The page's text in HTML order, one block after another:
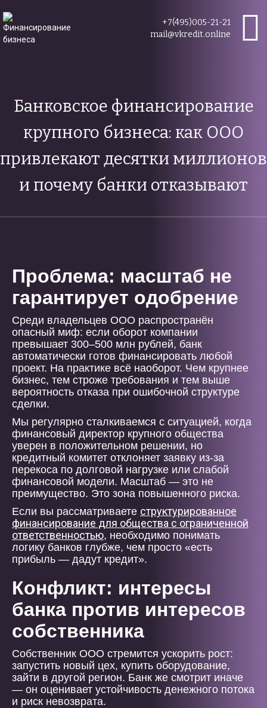
+7(495)005-21-21
mail@vkredit.online
Банковское финансирование
крупного бизнеса: как ООО
привлекают десятки миллионов
и почему банки отказывают
Проблема: масштаб не
гарантирует одобрение
Среди владельцев ООО распространён
опасный миф: если оборот компании
превышает 300–500 млн рублей, банк
автоматически готов финансировать любой
проект. На практике всё наоборот. Чем крупнее
бизнес, тем строже требования и тем выше
вероятность отказа при ошибочной структуре
сделки.
Мы регулярно сталкиваемся с ситуацией, когда
финансовый директор крупного общества
уверен в положительном решении, но
кредитный комитет отклоняет заявку из-за
перекоса по долговой нагрузке или слабой
финансовой модели. Масштаб — это не
преимущество. Это зона повышенного риска.
Если вы рассматриваете структурированное
финансирование для общества с ограниченной
ответственностью, необходимо понимать
логику банков глубже, чем просто «есть
прибыль — дадут кредит».
Конфликт: интересы
банка против интересов
собственника
Собственник ООО стремится ускорить рост:
запустить новый цех, купить оборудование,
зайти в другой регион. Банк же смотрит иначе
— он оценивает устойчивость денежного потока
и риск невозврата.